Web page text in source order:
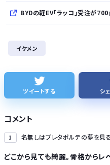
BYDの軽EV「ラッコ」受注が
【悲報】ショートスリーパー堀大輔さん、「寝
イケメン
ツイートする シ
コメント
1 名無しはプレタポルテの夢を見
どこから見ても綺麗。骨格から